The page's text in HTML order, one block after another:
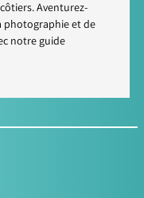
Aventurez-
photographie et de
notre guide